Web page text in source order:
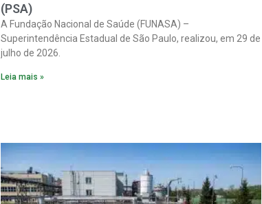
(PSA)
A Fundação Nacional de Saúde (FUNASA) –
Superintendência Estadual de São Paulo, realizou, em 29 de
julho de 2026.
Leia mais »